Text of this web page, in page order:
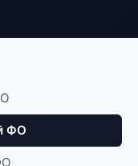
ФО